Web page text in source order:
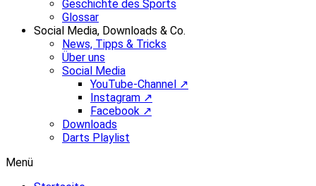
Geschichte des Sports
Glossar
Social Media, Downloads & Co.
News, Tipps & Tricks
Über uns
Social Media
YouTube-Channel ↗
Instagram ↗
Facebook ↗
Downloads
Darts Playlist
Menü